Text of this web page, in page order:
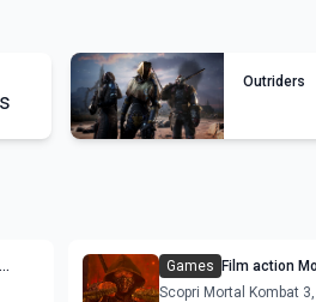
Outriders
Games Film action
trama
Scopri Mortal Kombat